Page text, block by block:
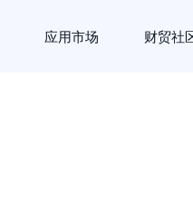
应用市场 财贸社